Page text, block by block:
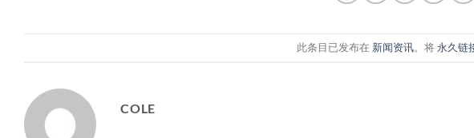
此条目已发布在 新闻资讯。将永久链
COLE